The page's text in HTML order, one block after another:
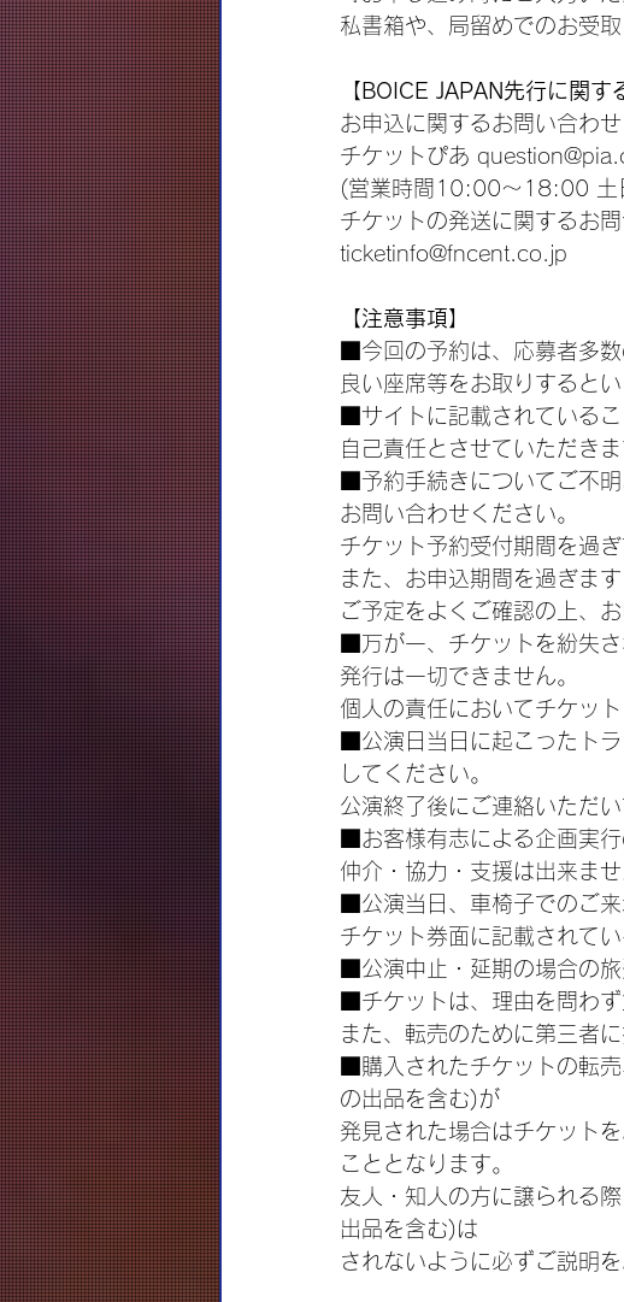
私書箱や、局留めでのお受
【BOICE JAPAN先行に関す
お申込に関するお問い合わせ
チケットぴあ
(営業時間10:00～18:00 土
チケットの発送に関するお問
ticketinfo@fncent.co.jp
【注意事項】
■今回の予約は、応募者多
良い座席等をお取りすると
■サイトに記載されている
自己責任とさせていただきま
■予約手続きについてご不
お問い合わせください。
チケット予約受付期間を過
また、お申込期間を過ぎま
ご予定をよくご確認の上、
■万が一、チケットを紛失
発行は一切できません。
個人の責任においてチケッ
■公演日当日に起こったト
してください。
公演終了後にご連絡いただ
■お客様有志による企画実
仲介・協力・支援は出来ませ
■公演当日、車椅子でのご
チケット券面に記載されて
■公演中止・延期の場合の
■チケットは、理由を問わ
また、転売のために第三者
■購入されたチケットの転
の出品を含む)が
発見された場合はチケット
こととなります。
友人・知人の方に譲られる
出品を含む)は
されないように必ずご説明を